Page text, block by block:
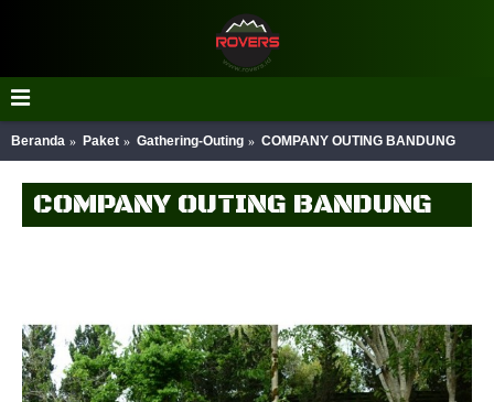
Beranda Paket Gathering-Outing COMPANY OUTING BANDUNG
COMPANY OUTING BANDUNG